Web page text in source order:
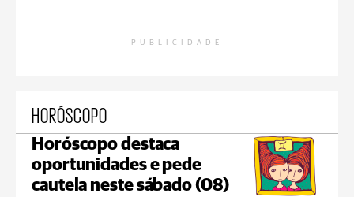
PUBLICIDADE
HORÓSCOPO
Horóscopo destaca
oportunidades e pede
cautela neste sábado (08)